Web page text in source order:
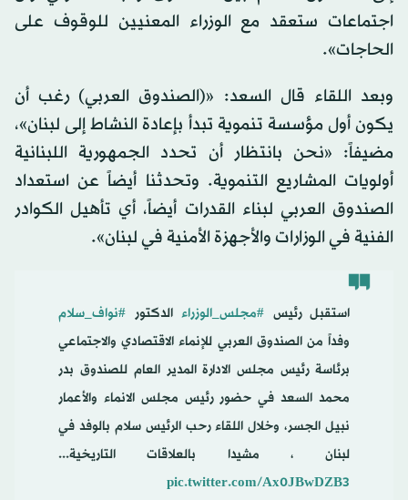
اجتماعات ستعقد مع الوزراء المعنيين للوقوف على
الحاجات».
وبعد اللقاء قال السعد: «(الصندوق العربي) رغب أن
يكون أول مؤسسة تنموية تبدأ بإعادة النشاط إلى لبنان»،
مضيفاً: «نحن بانتظار أن تحدد الجمهورية اللبنانية
أولويات المشاريع التنموية. وتحدثنا أيضاً عن استعداد
الصندوق العربي لبناء القدرات أيضاً، أي تأهيل الكوادر
الفنية في الوزارات والأجهزة الأمنية في لبنان».
استقبل رئيس #مجلس_الوزراء الدكتور #نواف_سلام
وفداً من الصندوق العربي للإنماء الاقتصادي والاجتماعي
برئاسة رئيس مجلس الادارة المدير العام للصندوق بدر
محمد السعد في حضور رئيس مجلس الانماء والأعمار
نبيل الجسر، وخلال اللقاء رحب الرئيس سلام بالوفد في
لبنان ، مشيدا بالعلاقات التاريخية...
pic.twitter.com/Ax0JBwDZB3